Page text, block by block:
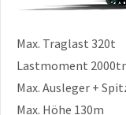
Max. Traglast 320t
Lastmoment
Max. Ausleger +
Max. Höhe 130m